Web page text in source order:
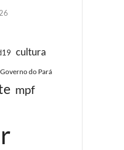
cultura
Governo do Pará
mpf